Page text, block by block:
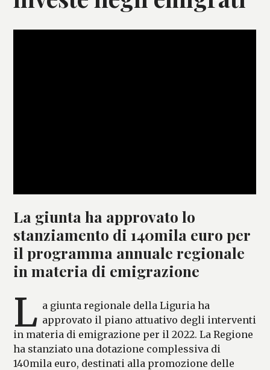
La giunta ha approvato lo
stanziamento di 140mila euro per
il programma annuale regionale
in materia di emigrazione
L a giunta regionale della Liguria ha
approvato il piano attuativo degli interventi
in materia di emigrazione per il 2022. La Regione
ha stanziato una dotazione complessiva di
140mila euro, destinati alla promozione delle